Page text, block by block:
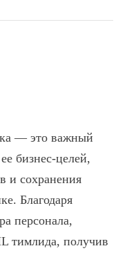
— это важный
бизнес-целей,
и сохранения
Благодаря
персонала,
тимлида, получив